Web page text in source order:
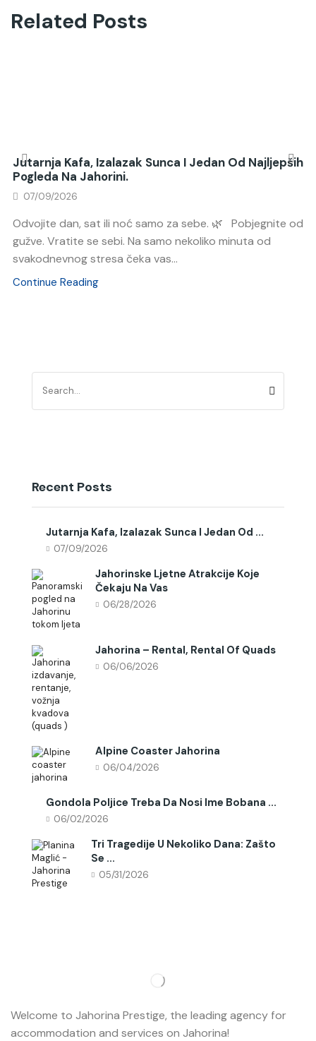
Related Posts
Jutarnja Kafa, Izalazak Sunca I Jedan Od Najljepših
Pogleda Na Jahorini.
07/09/2026
Odvojite dan, sat ili noć samo za sebe. 🌿 Pobjegnite od
gužve. Vratite se sebi. Na samo nekoliko minuta od
svakodnevnog stresa čeka vas...
Continue Reading
Recent Posts
Jutarnja Kafa, Izalazak Sunca I Jedan Od ...
07/09/2026
Jahorinske Ljetne Atrakcije Koje
Čekaju Na Vas
06/28/2026
Jahorina – Rental, Rental Of Quads
06/06/2026
Alpine Coaster Jahorina
06/04/2026
Gondola Poljice Treba Da Nosi Ime Bobana ...
06/02/2026
Tri Tragedije U Nekoliko Dana: Zašto
Se ...
05/31/2026
Welcome to Jahorina Prestige, the leading agency for
accommodation and services on Jahorina!